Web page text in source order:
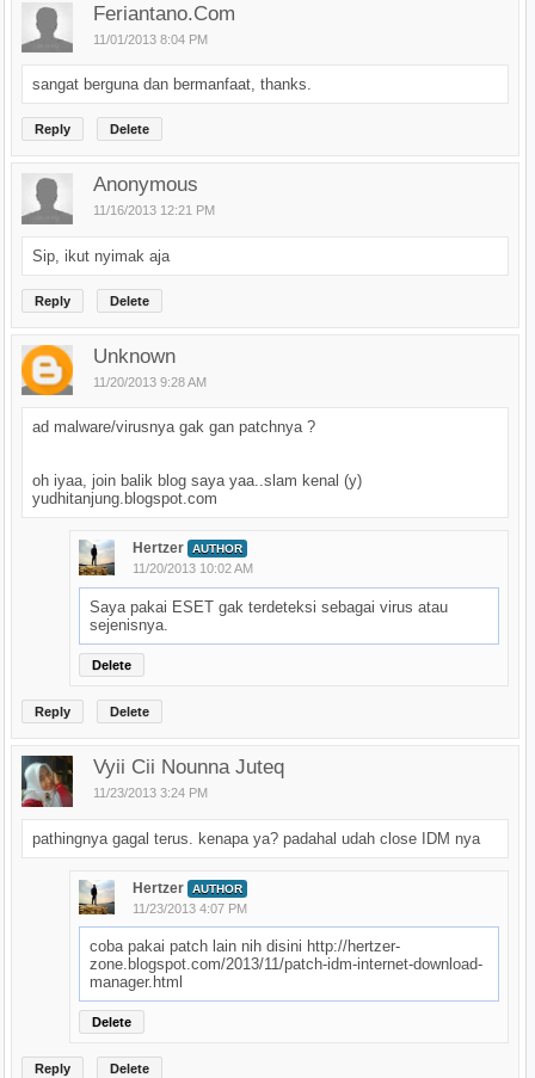
Feriantano.com
11/01/2013 8:04 PM
sangat berguna dan bermanfaat, thanks.
Reply Delete
Anonymous
11/16/2013 12:21 PM
Sip, ikut nyimak aja
Reply Delete
Unknown
11/20/2013 9:28 AM
ad malware/virusnya gak gan patchnya ?
oh iyaa, join balik blog saya yaa..slam kenal (y)
yudhitanjung.blogspot.com
Hertzer AUTHOR
11/20/2013 10:02 AM
Saya pakai ESET gak terdeteksi sebagai virus atau
sejenisnya.
Delete
Reply Delete
Vyii Cii Nounna Juteq
11/23/2013 3:24 PM
pathingnya gagal terus. kenapa ya? padahal udah close IDM nya
Hertzer AUTHOR
11/23/2013 4:07 PM
coba pakai patch lain nih disini http://hertzer-
zone.blogspot.com/2013/11/patch-idm-internet-download-
manager.html
Delete
Reply Delete